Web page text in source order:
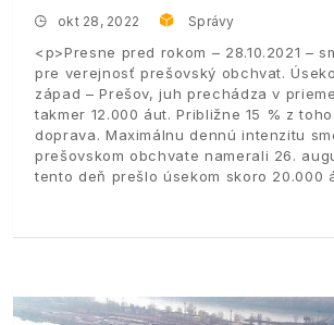
okt 28, 2022 Správy
<p>Presne pred rokom – 28.10.2021 –
pre verejnosť prešovský obchvat.
západ – Prešov, juh prechádza v
takmer 12.000 áut. Približne 15 % z
doprava. Maximálnu dennú intenzitu
prešovskom obchvate namerali 26.
tento deň prešlo úsekom skoro 20.000